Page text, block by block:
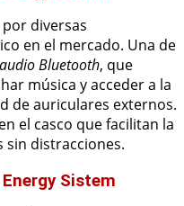
por diversas
en el mercado. Una de
Bluetooth, que
música y acceder a la
de auriculares externos.
el casco que facilitan la
sin distracciones.
Sistem